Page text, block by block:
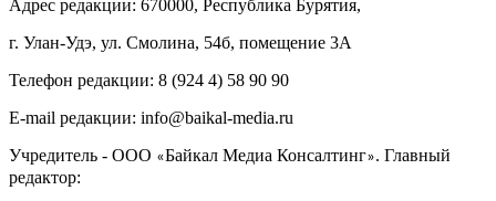
Адрес редакции: 670000, Республика Бурятия,
г. Улан-Удэ, ул. Смолина, 54б, помещение 3А
Телефон редакции: ‎‎8 (924 4) 58 90 90
E-mail редакции: info@baikal-media.ru
Учредитель - ООО «Байкал Медиа Консалтинг». Главный
редактор: